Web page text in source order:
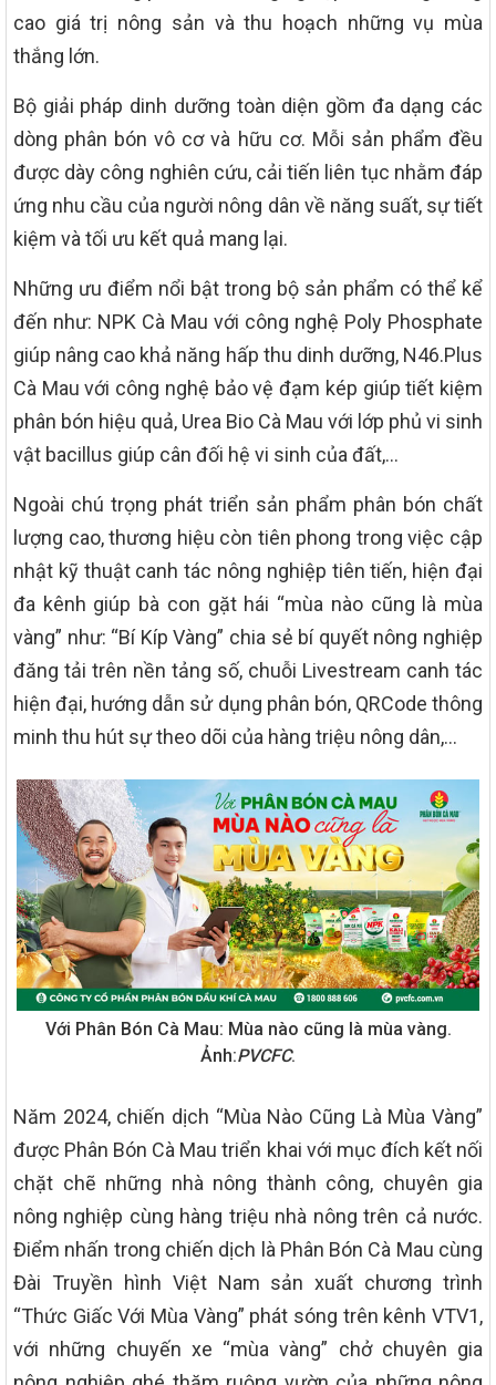
cao giá trị nông sản và thu hoạch những vụ mùa
thắng lớn.
Bộ giải pháp dinh dưỡng toàn diện gồm đa dạng các
dòng phân bón vô cơ và hữu cơ. Mỗi sản phẩm đều
được dày công nghiên cứu, cải tiến liên tục nhằm đáp
ứng nhu cầu của người nông dân về năng suất, sự tiết
kiệm và tối ưu kết quả mang lại.
Những ưu điểm nổi bật trong bộ sản phẩm có thể kể
đến như: NPK Cà Mau với công nghệ Poly Phosphate
giúp nâng cao khả năng hấp thu dinh dưỡng, N46.Plus
Cà Mau với công nghệ bảo vệ đạm kép giúp tiết kiệm
phân bón hiệu quả, Urea Bio Cà Mau với lớp phủ vi sinh
vật bacillus giúp cân đối hệ vi sinh của đất,…
Ngoài chú trọng phát triển sản phẩm phân bón chất
lượng cao, thương hiệu còn tiên phong trong việc cập
nhật kỹ thuật canh tác nông nghiệp tiên tiến, hiện đại
đa kênh giúp bà con gặt hái “mùa nào cũng là mùa
vàng” như: “Bí Kíp Vàng” chia sẻ bí quyết nông nghiệp
đăng tải trên nền tảng số, chuỗi Livestream canh tác
hiện đại, hướng dẫn sử dụng phân bón, QRCode thông
minh thu hút sự theo dõi của hàng triệu nông dân,…
Với Phân Bón Cà Mau: Mùa nào cũng là mùa vàng.
Ảnh:PVCFC.
Năm 2024, chiến dịch “Mùa Nào Cũng Là Mùa Vàng”
được Phân Bón Cà Mau triển khai với mục đích kết nối
chặt chẽ những nhà nông thành công, chuyên gia
nông nghiệp cùng hàng triệu nhà nông trên cả nước.
Điểm nhấn trong chiến dịch là Phân Bón Cà Mau cùng
Đài Truyền hình Việt Nam sản xuất chương trình
“Thức Giấc Với Mùa Vàng” phát sóng trên kênh VTV1,
với những chuyến xe “mùa vàng” chở chuyên gia